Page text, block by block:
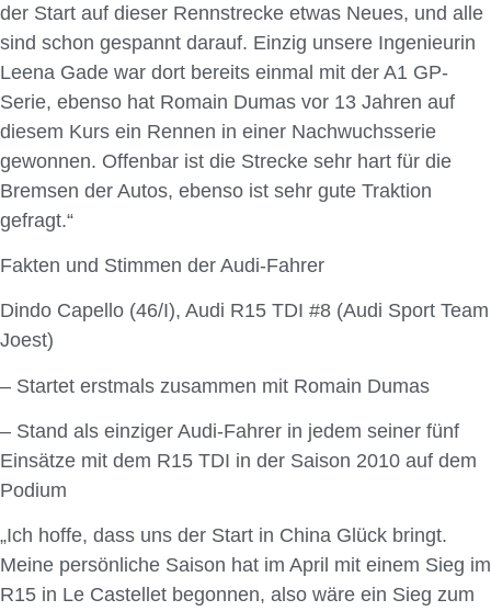
der Start auf dieser Rennstrecke etwas Neues, und alle
sind schon gespannt darauf. Einzig unsere Ingenieurin
Leena Gade war dort bereits einmal mit der A1 GP-
Serie, ebenso hat Romain Dumas vor 13 Jahren auf
diesem Kurs ein Rennen in einer Nachwuchsserie
gewonnen. Offenbar ist die Strecke sehr hart für die
Bremsen der Autos, ebenso ist sehr gute Traktion
gefragt.“
Fakten und Stimmen der Audi-Fahrer
Dindo Capello (46/I), Audi R15 TDI #8 (Audi Sport Team
Joest)
– Startet erstmals zusammen mit Romain Dumas
– Stand als einziger Audi-Fahrer in jedem seiner fünf
Einsätze mit dem R15 TDI in der Saison 2010 auf dem
Podium
„Ich hoffe, dass uns der Start in China Glück bringt.
Meine persönliche Saison hat im April mit einem Sieg im
R15 in Le Castellet begonnen, also wäre ein Sieg zum